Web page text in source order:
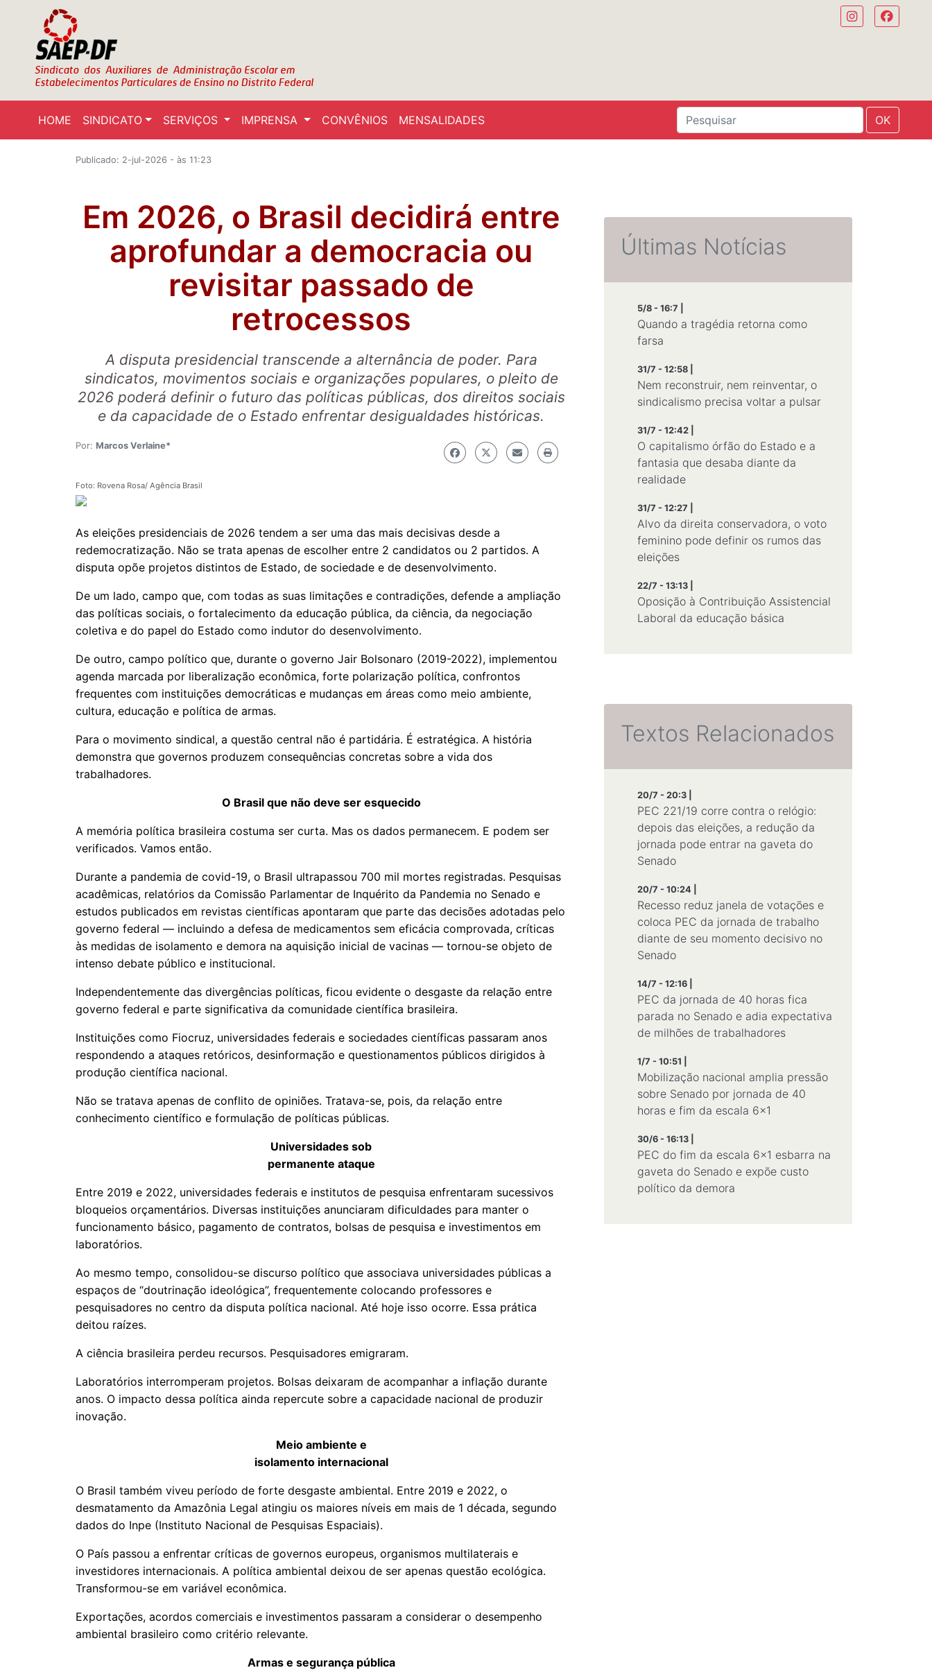
HOME SINDICATO SERVIÇOS IMPRENSA CONVÊNIOS MENSALIDADES OK
Publicado: 2-jul-2026 - às 11:23
Em 2026, o Brasil decidirá entre
aprofundar a democracia ou
revisitar passado de
retrocessos
A disputa presidencial transcende a alternância de poder. Para
sindicatos, movimentos sociais e organizações populares, o pleito de
2026 poderá definir o futuro das políticas públicas, dos direitos sociais
e da capacidade de o Estado enfrentar desigualdades históricas.
Por: Marcos Verlaine*
Foto: Rovena Rosa/ Agência Brasil
As eleições presidenciais de 2026 tendem a ser uma das mais decisivas desde a
redemocratização. Não se trata apenas de escolher entre 2 candidatos ou 2 partidos. A
disputa opõe projetos distintos de Estado, de sociedade e de desenvolvimento.
De um lado, campo que, com todas as suas limitações e contradições, defende a ampliação
das políticas sociais, o fortalecimento da educação pública, da ciência, da negociação
coletiva e do papel do Estado como indutor do desenvolvimento.
De outro, campo político que, durante o governo Jair Bolsonaro (2019-2022), implementou
agenda marcada por liberalização econômica, forte polarização política, confrontos
frequentes com instituições democráticas e mudanças em áreas como meio ambiente,
cultura, educação e política de armas.
Para o movimento sindical, a questão central não é partidária. É estratégica. A história
demonstra que governos produzem consequências concretas sobre a vida dos
trabalhadores.
O Brasil que não deve ser esquecido
A memória política brasileira costuma ser curta. Mas os dados permanecem. E podem ser
verificados. Vamos então.
Durante a pandemia de covid-19, o Brasil ultrapassou 700 mil mortes registradas. Pesquisas
acadêmicas, relatórios da Comissão Parlamentar de Inquérito da Pandemia no Senado e
estudos publicados em revistas científicas apontaram que parte das decisões adotadas pelo
governo federal — incluindo a defesa de medicamentos sem eficácia comprovada, críticas
às medidas de isolamento e demora na aquisição inicial de vacinas — tornou-se objeto de
intenso debate público e institucional.
Independentemente das divergências políticas, ficou evidente o desgaste da relação entre
governo federal e parte significativa da comunidade científica brasileira.
Instituições como Fiocruz, universidades federais e sociedades científicas passaram anos
respondendo a ataques retóricos, desinformação e questionamentos públicos dirigidos à
produção científica nacional.
Não se tratava apenas de conflito de opiniões. Tratava-se, pois, da relação entre
conhecimento científico e formulação de políticas públicas.
Universidades sob
permanente ataque
Entre 2019 e 2022, universidades federais e institutos de pesquisa enfrentaram sucessivos
bloqueios orçamentários. Diversas instituições anunciaram dificuldades para manter o
funcionamento básico, pagamento de contratos, bolsas de pesquisa e investimentos em
laboratórios.
Ao mesmo tempo, consolidou-se discurso político que associava universidades públicas a
espaços de “doutrinação ideológica”, frequentemente colocando professores e
pesquisadores no centro da disputa política nacional. Até hoje isso ocorre. Essa prática
deitou raízes.
A ciência brasileira perdeu recursos. Pesquisadores emigraram.
Laboratórios interromperam projetos. Bolsas deixaram de acompanhar a inflação durante
anos. O impacto dessa política ainda repercute sobre a capacidade nacional de produzir
inovação.
Meio ambiente e
isolamento internacional
O Brasil também viveu período de forte desgaste ambiental. Entre 2019 e 2022, o
desmatamento da Amazônia Legal atingiu os maiores níveis em mais de 1 década, segundo
dados do Inpe (Instituto Nacional de Pesquisas Espaciais).
O País passou a enfrentar críticas de governos europeus, organismos multilaterais e
investidores internacionais. A política ambiental deixou de ser apenas questão ecológica.
Transformou-se em variável econômica.
Exportações, acordos comerciais e investimentos passaram a considerar o desempenho
ambiental brasileiro como critério relevante.
Armas e segurança pública
Últimas Notícias
5/8 - 16:7 |
Quando a tragédia retorna como
farsa
31/7 - 12:58 |
Nem reconstruir, nem reinventar, o
sindicalismo precisa voltar a pulsar
31/7 - 12:42 |
O capitalismo órfão do Estado e a
fantasia que desaba diante da
realidade
31/7 - 12:27 |
Alvo da direita conservadora, o voto
feminino pode definir os rumos das
eleições
22/7 - 13:13 |
Oposição à Contribuição Assistencial
Laboral da educação básica
Textos Relacionados
20/7 - 20:3 |
PEC 221/19 corre contra o relógio:
depois das eleições, a redução da
jornada pode entrar na gaveta do
Senado
20/7 - 10:24 |
Recesso reduz janela de votações e
coloca PEC da jornada de trabalho
diante de seu momento decisivo no
Senado
14/7 - 12:16 |
PEC da jornada de 40 horas fica
parada no Senado e adia expectativa
de milhões de trabalhadores
1/7 - 10:51 |
Mobilização nacional amplia pressão
sobre Senado por jornada de 40
horas e fim da escala 6×1
30/6 - 16:13 |
PEC do fim da escala 6x1 esbarra na
gaveta do Senado e expõe custo
político da demora